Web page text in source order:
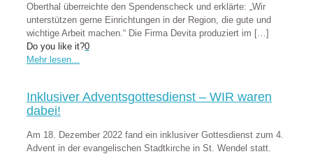
Oberthal überreichte den Spendenscheck und erklärte: „Wir
unterstützen gerne Einrichtungen in der Region, die gute und
wichtige Arbeit machen.“ Die Firma Devita produziert im […]
Do you like it?0
Mehr lesen...
Inklusiver Adventsgottesdienst – WIR waren
dabei!
Am 18. Dezember 2022 fand ein inklusiver Gottesdienst zum 4.
Advent in der evangelischen Stadtkirche in St. Wendel statt.